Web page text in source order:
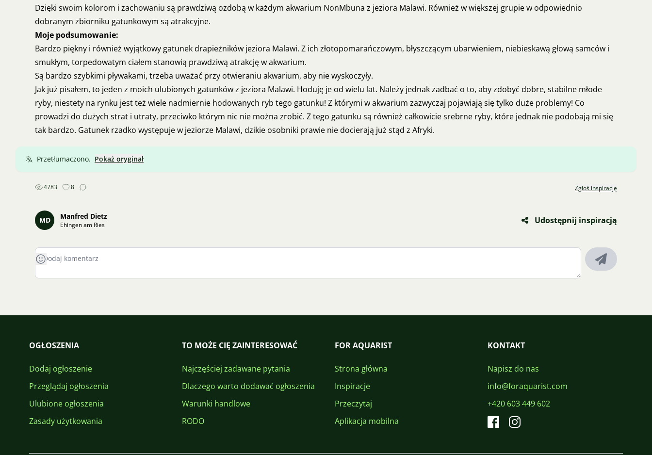
Dzięki swoim kolorom i zachowaniu są prawdziwą ozdobą w każdym akwarium NonMbuna z jeziora Malawi. Również w większej grupie w odpowiednio
dobranym zbiorniku gatunkowym są atrakcyjne.
Moje podsumowanie:
Bardzo piękny i również wyjątkowy gatunek drapieżników jeziora Malawi. Z ich złotopomarańczowym, błyszczącym ubarwieniem, niebieskawą głową samców i
smukłym, torpedowatym ciałem stanowią prawdziwą atrakcję w akwarium.
Są bardzo szybkimi pływakami, trzeba uważać przy otwieraniu akwarium, aby nie wyskoczyły.
Jak już pisałem, to jeden z moich ulubionych gatunków z jeziora Malawi. Hoduję je od wielu lat. Należy jednak zadbać o to, aby zdobyć dobre, stabilne młode
ryby, niestety na rynku jest też wiele nadmiernie hodowanych ryb tego gatunku! Z którymi w akwarium zazwyczaj pojawiają się tylko duże problemy! Co
prowadzi do dużych strat i utraty, przeciwko którym nic nie można zrobić. Z tego gatunku są również całkowicie srebrne ryby, które jednak nie podobają mi się
tak bardzo. Gatunek rzadko występuje w jeziorze Malawi, dzikie osobniki prawie nie docierają już stąd z Afryki.
Przetłumaczono. Pokaż oryginał
4783 8 Zgłoś inspirację
MD Manfred Dietz
Ehingen am Ries Udostępnij inspiracją
OGŁOSZENIA
Dodaj ogłoszenie
Przeglądaj ogłoszenia
Ulubione ogłoszenia
Zasady użytkowania
TO MOŻE CIĘ ZAINTERESOWAĆ
Najczęściej zadawane pytania
Dlaczego warto dodawać ogłoszenia
Warunki handlowe
RODO
FOR AQUARIST
Strona główna
Inspiracje
Przeczytaj
Aplikacja mobilna
KONTAKT
Napisz do nas
info@foraquarist.com
+420 603 449 602